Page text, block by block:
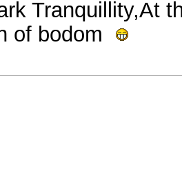
Tranquillity,At
of bodom